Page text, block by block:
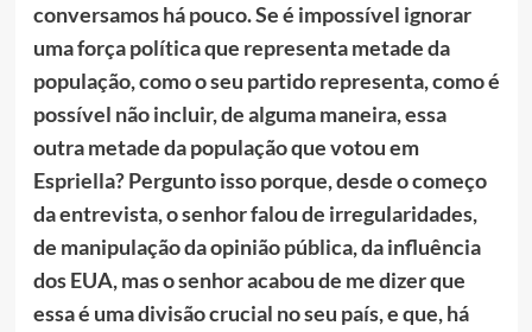
conversamos há pouco. Se é impossível ignorar
uma força política que representa metade da
população, como o seu partido representa, como é
possível não incluir, de alguma maneira, essa
outra metade da população que votou em
Espriella? Pergunto isso porque, desde o começo
da entrevista, o senhor falou de irregularidades,
de manipulação da opinião pública, da influência
dos EUA, mas o senhor acabou de me dizer que
essa é uma divisão crucial no seu país, e que, há